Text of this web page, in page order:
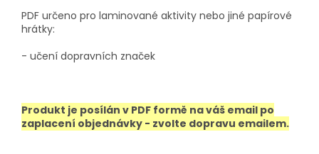
PDF určeno pro laminované aktivity nebo jiné papírové
hrátky:
- učení dopravních značek
Produkt je posílán v PDF formě na váš email po
zaplacení objednávky - zvolte dopravu emailem.